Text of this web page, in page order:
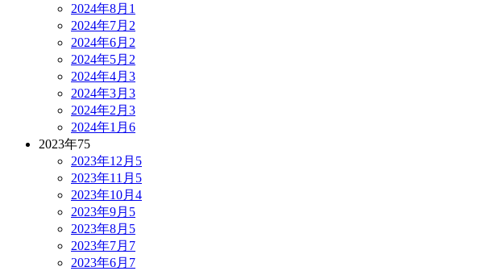
2024年8月 1
2024年7月 2
2024年6月 2
2024年5月 2
2024年4月 3
2024年3月 3
2024年2月 3
2024年1月 6
2023年75
2023年12月 5
2023年11月 5
2023年10月 4
2023年9月 5
2023年8月 5
2023年7月 7
2023年6月 7